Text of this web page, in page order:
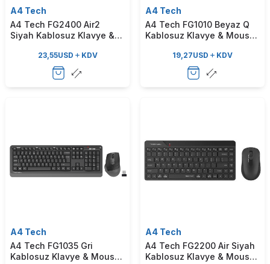
A4 Tech
A4 Tech FG2400 Air2
Siyah Kablosuz Klavye &
23,55USD KDV
A4 Tech
A4 Tech FG1010 Beyaz Q
Kablosuz Klavye & Mouse
19,27USD KDV
A4 Tech
A4 Tech FG1035 Gri
Kablosuz Klavye & Mouse
A4 Tech
A4 Tech FG2200 Air Siyah
Kablosuz Klavye & Mouse